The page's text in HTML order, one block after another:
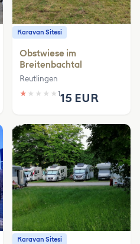
Karavan Sitesi
Obstwiese im
Breitenbachtal
Reutlingen
★ ★ ★ ★ ★ 115 EUR
Karavan Sitesi